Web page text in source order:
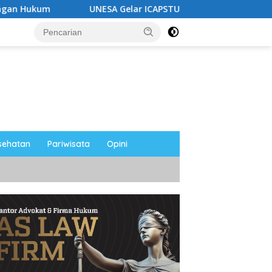
UNESA Gelar ICAPSTURE 2026 di Magetan, Dorong
Pariwisata Opini